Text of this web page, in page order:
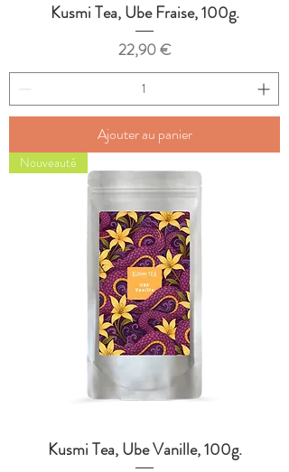
Kusmi Tea, Ube Fraise, 100g.
Prix
22,90 €
Ajouter au panier
Nouveauté
Kusmi Tea, Ube Vanille, 100g.